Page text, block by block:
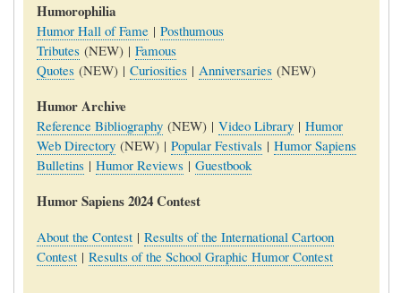
Humorophilia
Humor Hall of Fame| Posthumous
Tributes(NEW) | Famous
Quotes(NEW) | Curiosities| Anniversaries(NEW)
Humor Archive
Reference Bibliography(NEW) | Video Library| Humor
Web Directory(NEW) | Popular Festivals| Humor Sapiens
Bulletins| Humor Reviews| Guestbook
Humor Sapiens 2024 Contest
About the Contest| Results of the International Cartoon
Contest| Results of the School Graphic Humor Contest